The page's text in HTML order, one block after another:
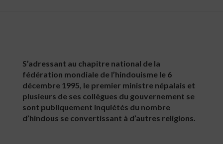
S’adressant au chapitre national de la
fédération mondiale de l’hindouisme le 6
décembre 1995, le premier ministre népalais et
plusieurs de ses collègues du gouvernement se
sont publiquement inquiétés du nombre
d’hindous se convertissant à d’autres religions.